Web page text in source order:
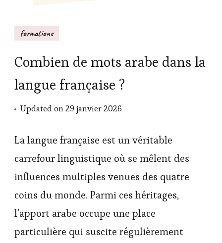
formations
Combien de mots arabe dans la
langue française ?
Updated on29 janvier 2026
La langue française est un véritable
carrefour linguistique où se mêlent des
influences multiples venues des quatre
coins du monde. Parmi ces héritages,
l’apport arabe occupe une place
particulière qui suscite régulièrement